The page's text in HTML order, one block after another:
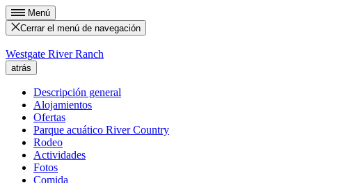
Menú
Cerrar el menú de navegación
Westgate River Ranch
atrás
Descripción general
Alojamientos
Ofertas
Parque acuático River Country
Rodeo
Actividades
Fotos
Comida